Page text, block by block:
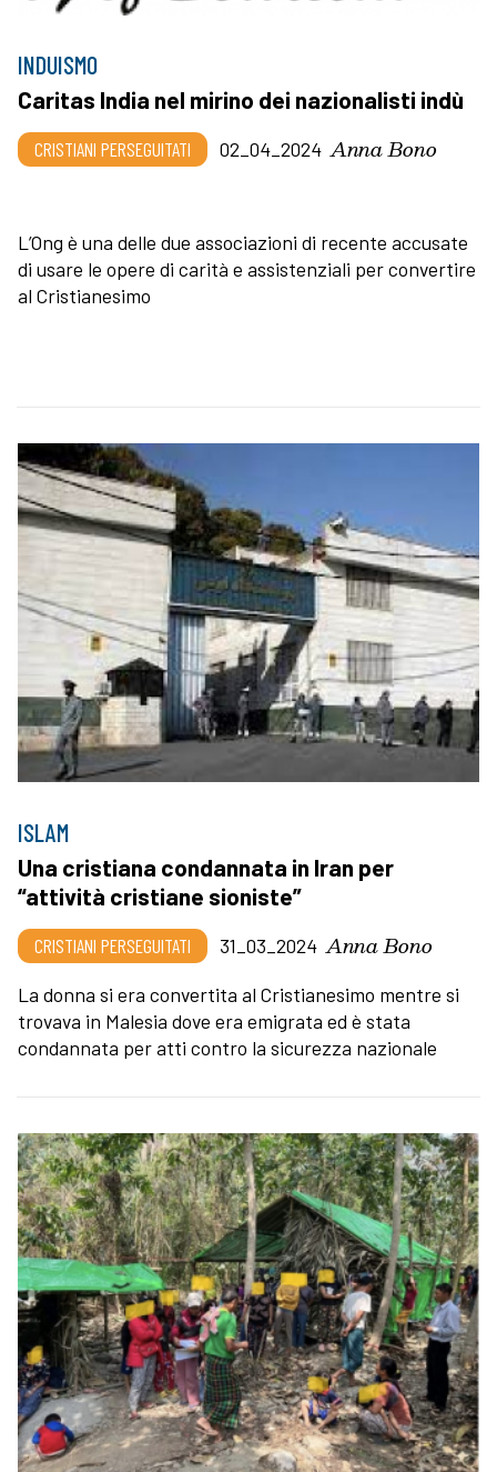
INDUISMO
Caritas India nel mirino dei nazionalisti indù
CRISTIANI PERSEGUITATI 02_04_2024 Anna Bono
L’Ong è una delle due associazioni di recente accusate
di usare le opere di carità e assistenziali per convertire
al Cristianesimo
ISLAM
Una cristiana condannata in Iran per
“attività cristiane sioniste”
CRISTIANI PERSEGUITATI 31_03_2024 Anna Bono
La donna si era convertita al Cristianesimo mentre si
trovava in Malesia dove era emigrata ed è stata
condannata per atti contro la sicurezza nazionale